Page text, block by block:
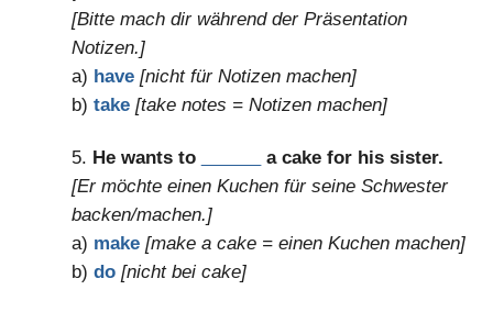
[Bitte mach dir während der Präsentation
Notizen.]
a) have [nicht für Notizen machen]
b) take [take notes = Notizen machen]
5. He wants to
a cake for his sister.
[Er möchte einen Kuchen für seine Schwester
backen/machen.]
a) make [make a cake = einen Kuchen machen]
b) do [nicht bei cake]